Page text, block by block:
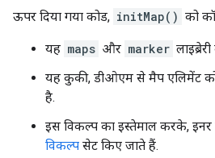
ऊपर दिया गया कोड, initMap() को
यह maps और marker
यह कुकी, डीओएम से मैप एलिमेंट
है.
इस विकल्प का इस्तेमाल करके, इनर
विकल्प सेट किए जाते हैं.